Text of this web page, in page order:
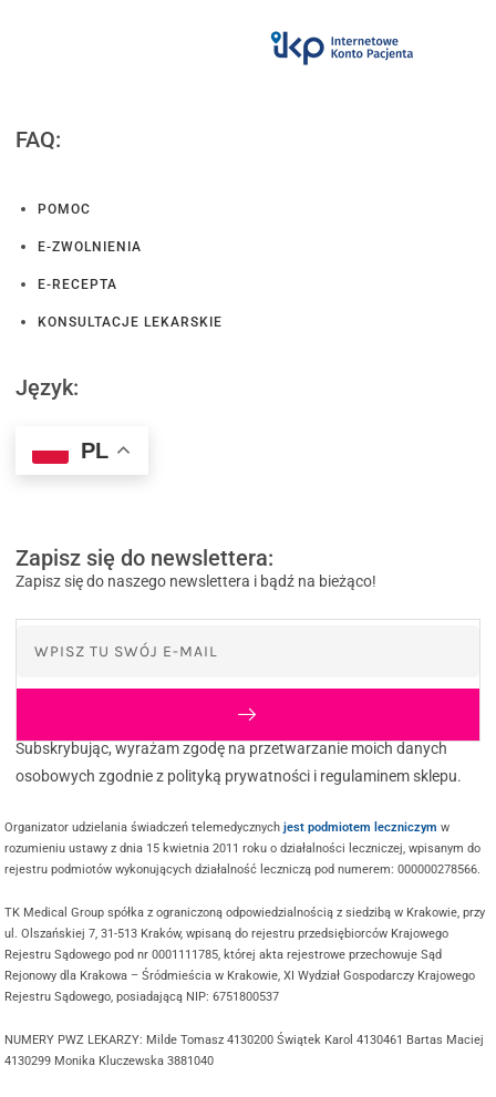
FAQ:
POMOC
E-ZWOLNIENIA
E-RECEPTA
KONSULTACJE LEKARSKIE
Język:
PL
Zapisz się do newslettera:
Zapisz się do naszego newslettera i bądź na bieżąco!
Subskrybując, wyrażam zgodę na przetwarzanie moich danych
osobowych zgodnie z polityką prywatności i regulaminem sklepu.
Organizator udzielania świadczeń telemedycznychjest podmiotem leczniczym w
rozumieniu ustawy z dnia 15 kwietnia 2011 roku o działalności leczniczej, wpisanym do
rejestru podmiotów wykonujących działalność leczniczą pod numerem: 000000278566.
TK Medical Group spółka z ograniczoną odpowiedzialnością z siedzibą w Krakowie, przy
ul. Olszańskiej 7, 31-513 Kraków, wpisaną do rejestru przedsiębiorców Krajowego
Rejestru Sądowego pod nr 0001111785, której akta rejestrowe przechowuje Sąd
Rejonowy dla Krakowa – Śródmieścia w Krakowie, XI Wydział Gospodarczy Krajowego
Rejestru Sądowego, posiadającą NIP: 6751800537
NUMERY PWZ LEKARZY: Milde Tomasz 4130200 Świątek Karol 4130461 Bartas Maciej
4130299 Monika Kluczewska 3881040